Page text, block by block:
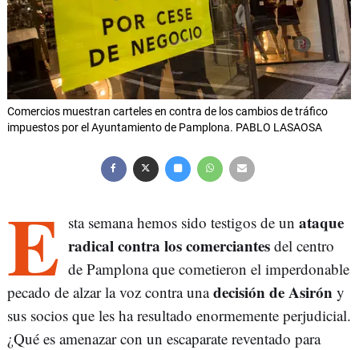
Comercios muestran carteles en contra de los cambios de tráfico
impuestos por el Ayuntamiento de Pamplona. PABLO LASAOSA
E sta semana hemos sido testigos de un ataque
radical contra los comerciantes del centro
de Pamplona que cometieron el imperdonable
pecado de alzar la voz contra unadecisión de Asirón y
sus socios que les ha resultado enormemente perjudicial.
¿Qué es amenazar con un escaparate reventado para